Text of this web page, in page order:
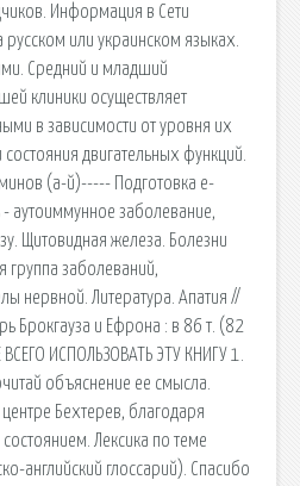
Информация в Сети
русском или украинском языках.
Средний и младший
клиники осуществляет
в зависимости от уровня их
состояния двигательных функций.
(а-й)----- Подготовка е-
аутоиммунное заболевание,
Щитовидная железа. Болезни
группа заболеваний,
нервной. Литература. Апатия //
Брокгауза и Ефрона : в 86 т. (82
ИСПОЛЬЗОВАТЬ ЭТУ КНИГУ 1.
объяснение ее смысла.
Бехтерев, благодаря
Лексика по теме
английский глоссарий). Спасибо